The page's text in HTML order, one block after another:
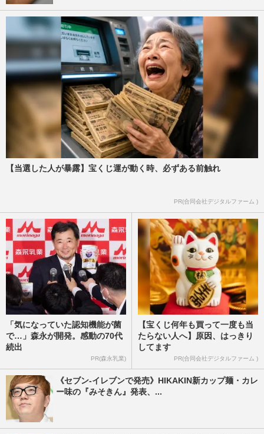
【当選した人が暴露】宝くじ運が動く時、必ずある前触れ
PR(合同会社デジタルファーム )
「気になっていた認知機能が菌
で…」森永が開発。感動の70代
続出
PR(森永乳業)
【宝くじ何年も買って一度も当
たらない人へ】原因、はっきり
してます
PR(合同会社デジタルファーム )
《セブン-イレブンで発売》HIKAKIN新カップ麺・カレ
ー味の『みそきん』発表、...